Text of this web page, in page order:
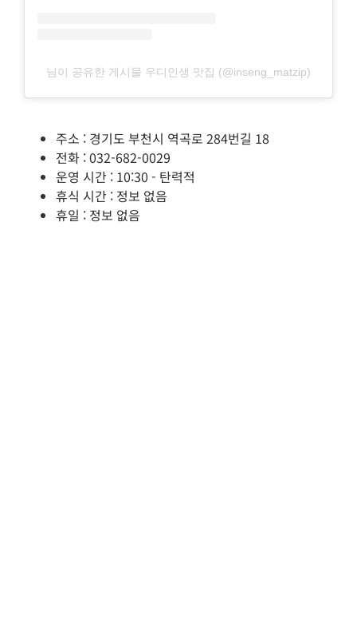
님이 공유한 게시물 우디인생 맛집 (@inseng_matzip)
주소 : 경기도 부천시 역곡로 284번길 18
전화 : 032-682-0029
운영 시간 : 10:30 - 탄력적
휴식 시간 : 정보 없음
휴일 : 정보 없음